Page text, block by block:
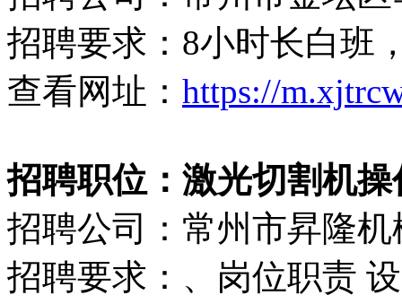
招聘要求：8小时长白班
查看网址： https://
招聘职位：激光切割机
招聘公司：常州市昇隆
招聘要求：、岗位职责